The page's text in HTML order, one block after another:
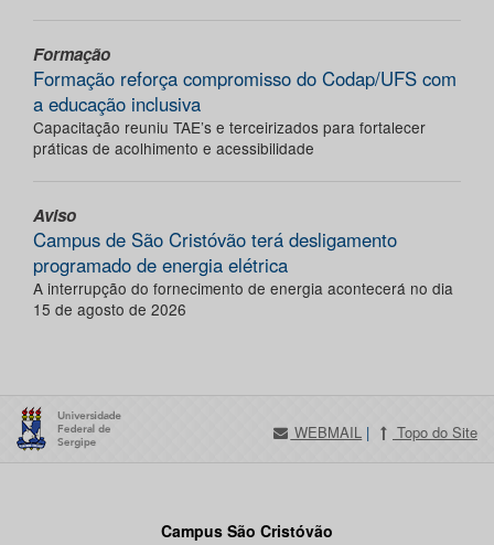
Formação
Formação reforça compromisso do Codap/UFS com
a educação inclusiva
Capacitação reuniu TAE’s e terceirizados para fortalecer
práticas de acolhimento e acessibilidade
Aviso
Campus de São Cristóvão terá desligamento
programado de energia elétrica
A interrupção do fornecimento de energia acontecerá no dia
15 de agosto de 2026
WEBMAIL | Topo do Site
Campus São Cristóvão